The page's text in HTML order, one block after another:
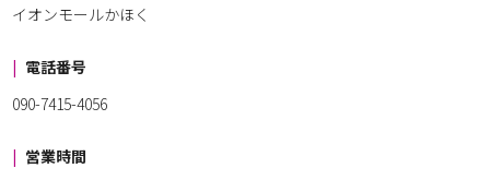
イオンモールかほく
電話番号
090-7415-4056
営業時間